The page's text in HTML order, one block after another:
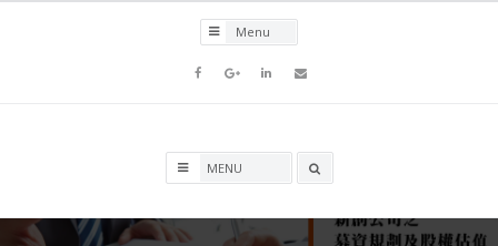
FacebookGoolge+LinkedIn